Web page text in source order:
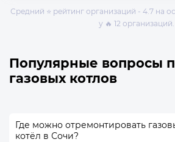
Средний ⭐ рейтинг организаций - 4.7 на
у 🔥 12 организаций.
Популярные вопросы
газовых котлов
Где можно отремонтировать
котёл в Сочи?